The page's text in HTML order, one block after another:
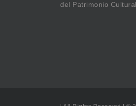
del Patrimonio